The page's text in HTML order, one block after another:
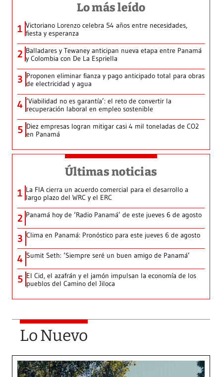
Lo más leído
1 Victoriano Lorenzo celebra 54 años entre necesidades,
fiesta y esperanza
2 Balladares y Tewaney anticipan nueva etapa entre Panamá
y Colombia con De La Espriella
3 Proponen eliminar fianza y pago anticipado total para obras
de electricidad y agua
4 ‘Viabilidad no es garantía’: el reto de convertir la
recuperación laboral en empleo sostenible
5 Diez empresas logran mitigar casi 4 mil toneladas de CO2
en Panamá
Últimas noticias
1 La FIA cierra un acuerdo comercial para el desarrollo a
largo plazo del WRC y el ERC
2 Panamá hoy de ‘Radio Panamá’ de este jueves 6 de agosto
3 Clima en Panamá: Pronóstico para este jueves 6 de agosto
4 Sumit Seth: ‘Siempre seré un buen amigo de Panamá’
5 El Cid, el azafrán y el jamón impulsan la economía de los
pueblos del Camino del Jiloca
Lo Nuevo